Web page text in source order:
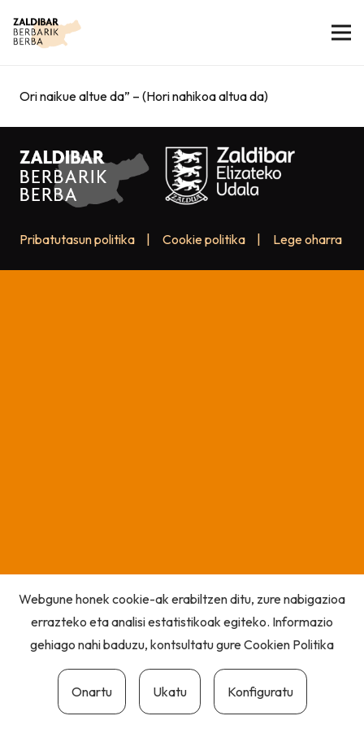
Ori naikue altue da” – (Hori nahikoa altua da)
Pribatutasun politika Cookie politika Lege oharra
Webgune honek cookie-ak erabiltzen ditu, zure nabigazioa
errazteko eta analisi estatistikoak egiteko. Informazio
gehiago nahi baduzu, kontsultatu gureCookien Politika
Onartu Ukatu Konfiguratu